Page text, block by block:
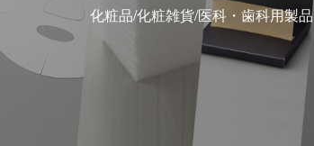
化粧品/化粧雑貨/医科・歯科用製品